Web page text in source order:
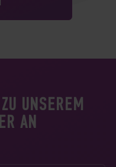
UNSEREM
AN